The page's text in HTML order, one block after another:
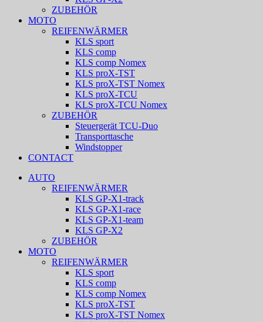
ZUBEHÖR
MOTO
REIFENWÄRMER
KLS sport
KLS comp
KLS comp Nomex
KLS proX-TST
KLS proX-TST Nomex
KLS proX-TCU
KLS proX-TCU Nomex
ZUBEHÖR
Steuergerät TCU-Duo
Transporttasche
Windstopper
CONTACT
AUTO
REIFENWÄRMER
KLS GP-X1-track
KLS GP-X1-race
KLS GP-X1-team
KLS GP-X2
ZUBEHÖR
MOTO
REIFENWÄRMER
KLS sport
KLS comp
KLS comp Nomex
KLS proX-TST
KLS proX-TST Nomex